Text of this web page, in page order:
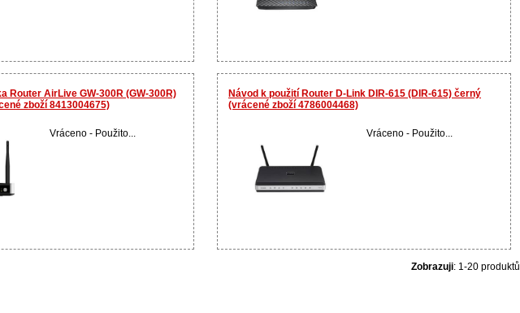
Router AirLive GW-300R (GW-300R)
zboží 8413004675)
Vráceno - Použito...
Návod k použití Router D-Link DIR-615 (DIR-615) černý
(vrácené zboží 4786004468)
Vráceno - Použito...
Zobrazuji: 1-20 produktů